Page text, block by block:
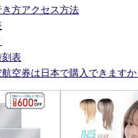
き方アクセス方法
刻表
空券は日本で購入できますか